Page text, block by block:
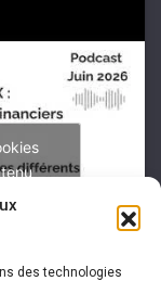
des technologies